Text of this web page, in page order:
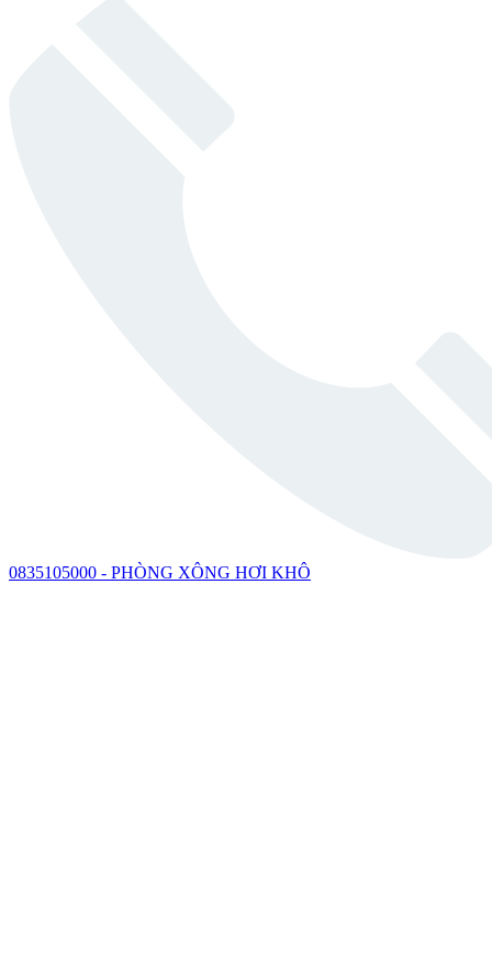
0835105000 - PHÒNG XÔNG HƠI KHÔ